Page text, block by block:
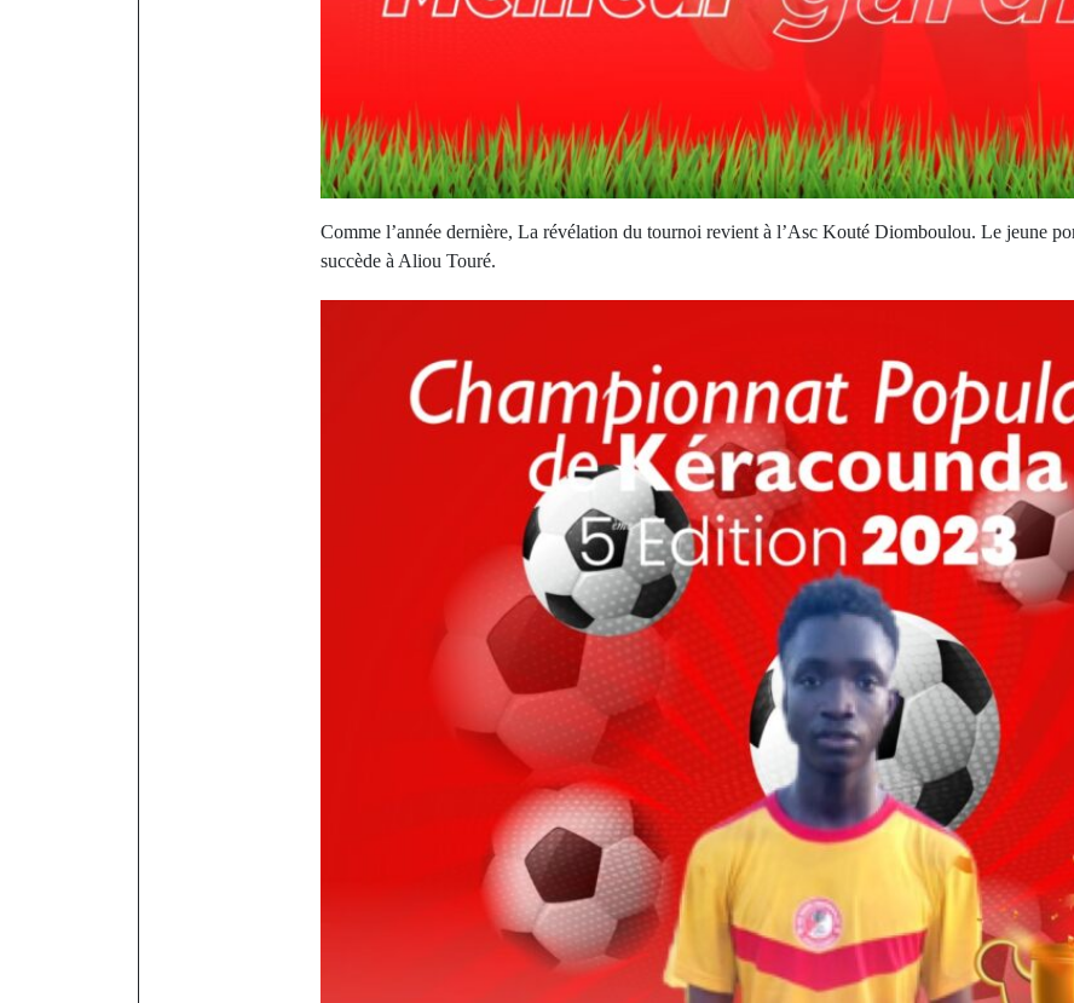
Comme l’année dernière, La révélation du tournoi revient à l’Asc Kouté Diomboulou. Le jeune
succède à Aliou Touré.